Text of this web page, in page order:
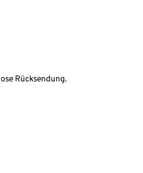
Rücksendung.